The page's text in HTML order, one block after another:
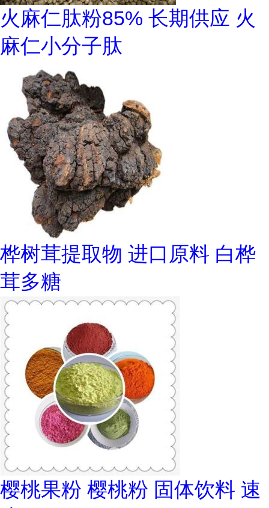
火麻仁肽粉85% 长期供应 火
麻仁小分子肽
桦树茸提取物 进口原料 白桦
茸多糖
樱桃果粉 樱桃粉 固体饮料 速